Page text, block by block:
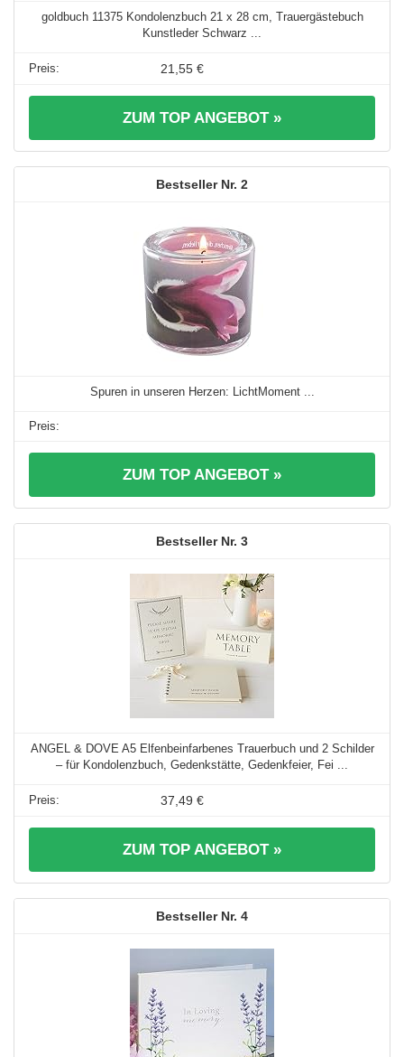
goldbuch 11375 Kondolenzbuch 21 x 28 cm, Trauergästebuch
Kunstleder Schwarz ...
21,55 €
ZUM TOP ANGEBOT »
2
Spuren in unseren Herzen: LichtMoment ...
ZUM TOP ANGEBOT »
3
ANGEL & DOVE A5 Elfenbeinfarbenes Trauerbuch und 2 Schilder
– für Kondolenzbuch, Gedenkstätte, Gedenkfeier, Fei ...
37,49 €
ZUM TOP ANGEBOT »
4